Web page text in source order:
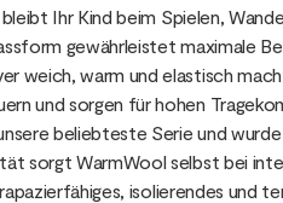
Ihr Kind beim Spielen,
gewährleistet maximale
weich, warm und elastisch
und sorgen für hohen
beliebteste Serie und
sorgt WarmWool selbst bei
isolierendes und